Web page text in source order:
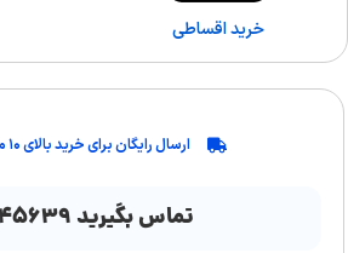
خرید اقساطی
ارسال رایگان برای خرید بالای ۱۰ میلیون تومان
تماس بگیرید ۴۵۶۳۹-۰۲۱